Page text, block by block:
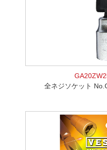
全ネジソケット